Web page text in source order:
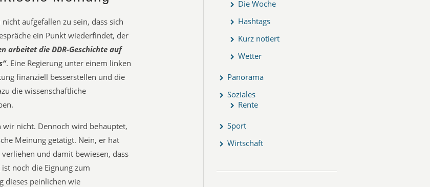
aufgefallen zu sein, dass sich
ein Punkt wiederfindet, der
arbeitet die DDR-Geschichte auf
. Eine Regierung unter einem linken
finanziell besserstellen und die
die wissenschaftliche
wir nicht. Dennoch wird behauptet,
Meinung getätigt. Nein, er hat
und damit bewiesen, dass
noch die Eignung zum
dieses peinlichen wie
Die Woche
Hashtags
Kurz notiert
Wetter
Panorama
Soziales
Rente
Sport
Wirtschaft